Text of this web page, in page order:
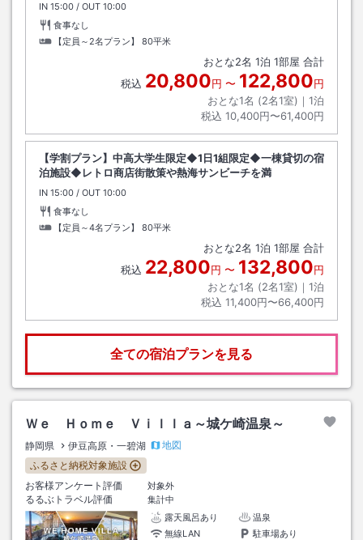
IN チェックイン
15:00 / OUT チェックアウト
10:00
食事なし
【定員～2名プラン】
80平米
おとな2名 1泊 1部屋 合計
税込 20,800円 〜 122,800円
おとな1名 (2名1室)｜ 1泊
税込 10,400円〜61,400円
【学割プラン】中高大学生限定◆1日1組限定◆一棟貸切の宿
泊施設◆レトロ商店街散策や熱海サンビーチを満
IN チェックイン
15:00 / OUT チェックアウト
10:00
食事なし
【定員～4名プラン】
80平米
おとな2名 1泊 1部屋 合計
税込 22,800円 〜 132,800円
おとな1名 (2名1室)｜ 1泊
税込 11,400円〜66,400円
全ての宿泊プランを見る
Ｗｅ Ｈｏｍｅ Ｖｉｌｌａ～城ケ崎温泉～
静岡県 伊豆高原・一碧湖
地図
ふるさと納税対象施設
お客様アンケート評価
対象外
るるぶトラベル評価
集計中
露天風呂あり
温泉
無線LAN
駐車場あり